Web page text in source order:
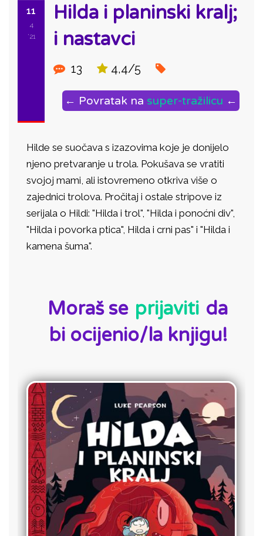
11
4
'21
Hilda i planinski kralj;
i nastavci
13 4,4/5
← Povratak na super-tražilicu ←
Hilde se suočava s izazovima koje je donijelo
njeno pretvaranje u trola. Pokušava se vratiti
svojoj mami, ali istovremeno otkriva više o
zajednici trolova. Pročitaj i ostale stripove iz
serijala o Hildi: "Hilda i trol", "Hilda i ponoćni div",
"Hilda i povorka ptica", Hilda i crni pas" i "Hilda i
kamena šuma".
Moraš se prijaviti da
bi ocijenio/la knjigu!